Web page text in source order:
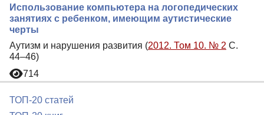
Использование компьютера на логопедических
занятиях с ребенком, имеющим аутистические
черты
Аутизм и нарушения развития (2012. Том 10. № 2 С.
44–46)
714
ТОП-20 статей